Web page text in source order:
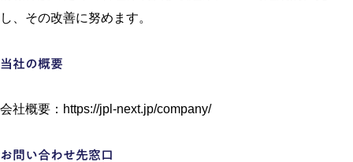
し、その改善に努めます。
当社の概要
会社概要： https://jpl-next.jp/company/
お問い合わせ先窓口